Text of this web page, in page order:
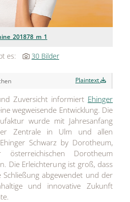
es: 30 Bilder
Plaintext
Zuversicht informiert Ehinger
wegweisende Entwicklung. Die
wurde mit Jahresanfang
Zentrale in Ulm und allen
Schwarz by Dorotheum,
Dorotheum
Die Erleichterung ist groß, dass
abgewendet und der
und innovative Zukunft